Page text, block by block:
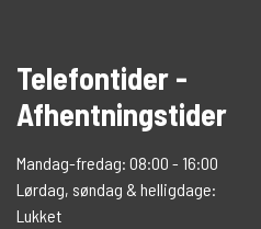
Telefontider -
Afhentningstider
Mandag-fredag: 08:00 - 16:00
Lørdag, søndag & helligdage:
Lukket